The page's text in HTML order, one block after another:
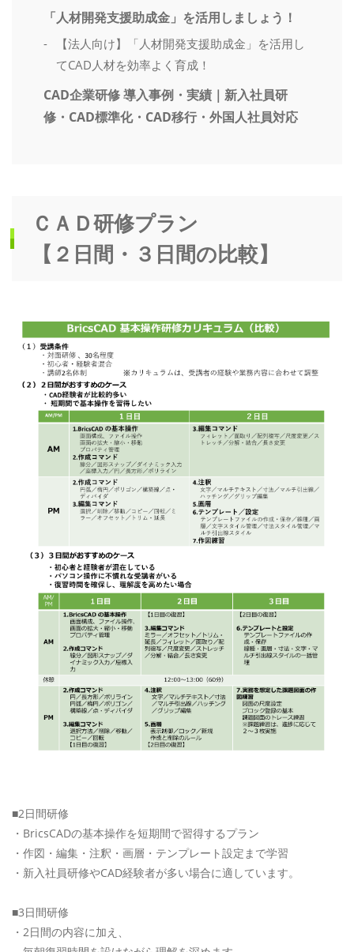
「人材開発支援助成金」を活用しましょう！
【法人向け】「人材開発支援助成金」を活用し
てCAD人材を効率よく育成！
CAD企業研修 導入事例・実績｜新入社員研
修・CAD標準化・CAD移行・外国人社員対応
ＣＡＤ研修プラン
【２日間・３日間の比較】
■2日間研修
・BricsCADの基本操作を短期間で習得するプラン
・作図・編集・注釈・画層・テンプレート設定まで学習
・新入社員研修やCAD経験者が多い場合に適しています。
■3日間研修
・2日間の内容に加え、